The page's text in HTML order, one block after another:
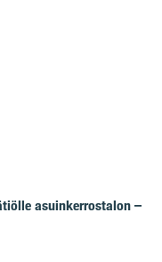
asuinkerrostalon –